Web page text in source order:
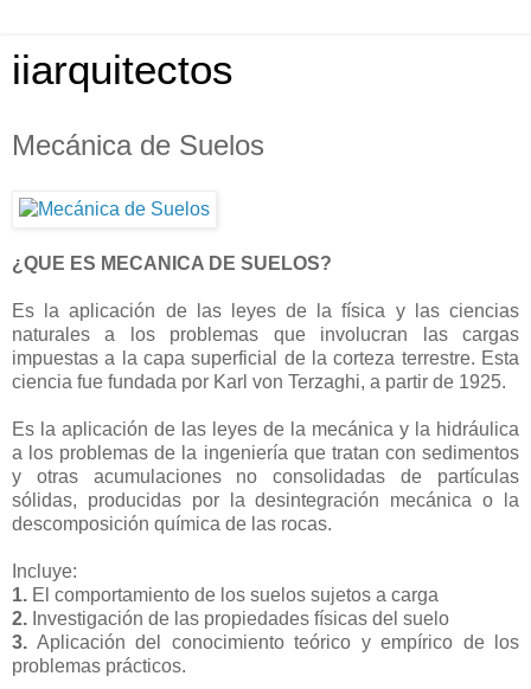
iiarquitectos
Mecánica de Suelos
¿QUE ES MECANICA DE SUELOS?
Es la aplicación de las leyes de la física y las ciencias
naturales a los problemas que involucran las cargas
impuestas a la capa superficial de la corteza terrestre. Esta
ciencia fue fundada por Karl von Terzaghi, a partir de 1925.
Es la aplicación de las leyes de la mecánica y la hidráulica
a los problemas de la ingeniería que tratan con sedimentos
y otras acumulaciones no consolidadas de partículas
sólidas, producidas por la desintegración mecánica o la
descomposición química de las rocas.
Incluye:
1. El comportamiento de los suelos sujetos a carga
2. Investigación de las propiedades físicas del suelo
3. Aplicación del conocimiento teórico y empírico de los
problemas prácticos.